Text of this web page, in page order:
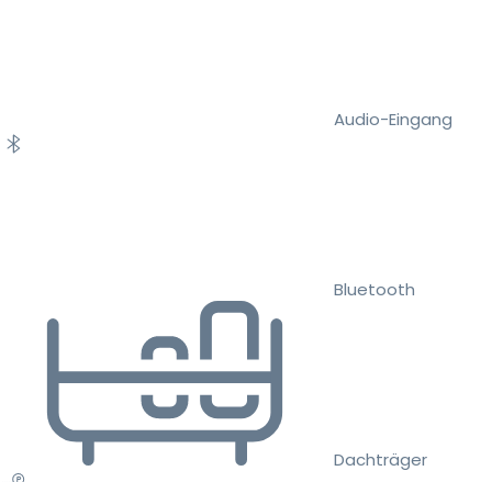
Audio-Eingang
Bluetooth
Dachträger